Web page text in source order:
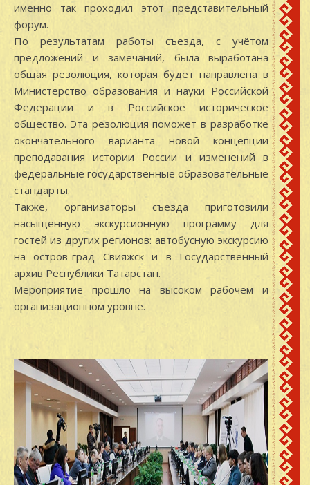
именно так проходил этот представительный
форум.
По результатам работы съезда, с учётом
предложений и замечаний, была выработана
общая резолюция, которая будет направлена в
Министерство образования и науки Российской
Федерации и в Российское историческое
общество. Эта резолюция поможет в разработке
окончательного варианта новой концепции
преподавания истории России и изменений в
федеральные государственные образовательные
стандарты.
Также, организаторы съезда приготовили
насыщенную экскурсионную программу для
гостей из других регионов: автобусную экскурсию
на остров-град Свияжск и в Государственный
архив Республики Татарстан.
Мероприятие прошло на высоком рабочем и
организационном уровне.